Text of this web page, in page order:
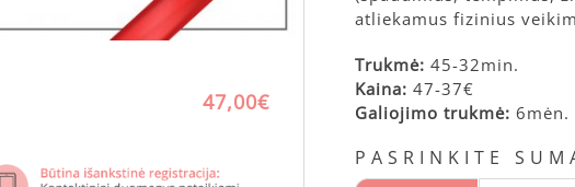
47,00€
atliekamus fizinius
Trukmė: 45-32min.
Kaina:47-37€
Galiojimo trukmė: 6mėn.
PASRINKITE